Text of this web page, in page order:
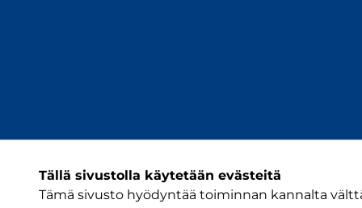
Tällä sivustolla käytetään evästeitä
Tämä sivusto hyödyntää toiminnan kannalta